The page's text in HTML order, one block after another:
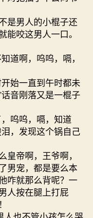
男人的小棍子还
能咬这男人一口。
啊，呜呜，嗝，
始一直到午时都未
音刚落又是一棍子
呜呜，嗝，知道
，发现这个锅自己
帝啊，王爷啊，
男宠，都是要么本
咋就那么背呢？一
人按在腿上打屁